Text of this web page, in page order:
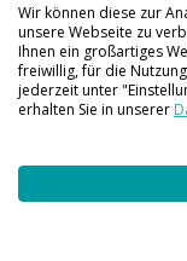
Über 40.000
Lager
Wir können diese zur
unsere Webseite zu
Ihnen ein großartiges
freiwillig, für die
jederzeit unter
erhalten Sie in unserer